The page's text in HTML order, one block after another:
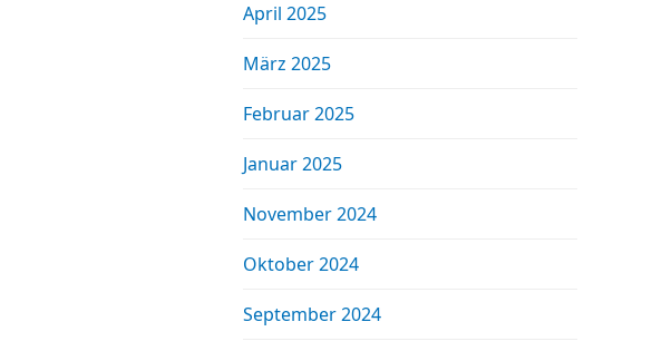
April 2025
März 2025
Februar 2025
Januar 2025
November 2024
Oktober 2024
September 2024